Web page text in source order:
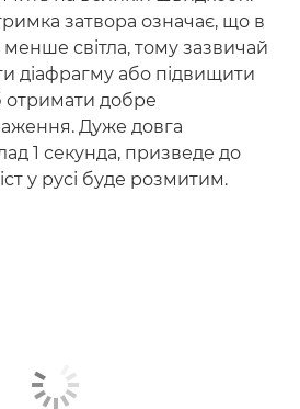
затвора означає, що в
світла, тому зазвичай
діафрагму або підвищити
отримати добре
Дуже довга
1 секунда, призведе до
у русі буде розмитим.